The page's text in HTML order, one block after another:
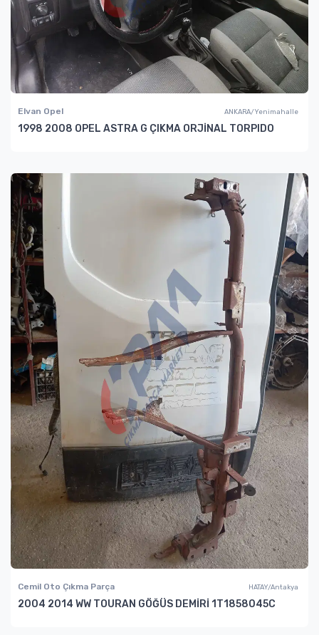
Elvan Opel ANKARA/Yenimahalle
1998 2008 OPEL ASTRA G ÇIKMA ORJİNAL TORPIDO
Cemil Oto Çıkma Parça HATAY/Antakya
2004 2014 WW TOURAN GÖĞÜS DEMİRİ 1T1858045C